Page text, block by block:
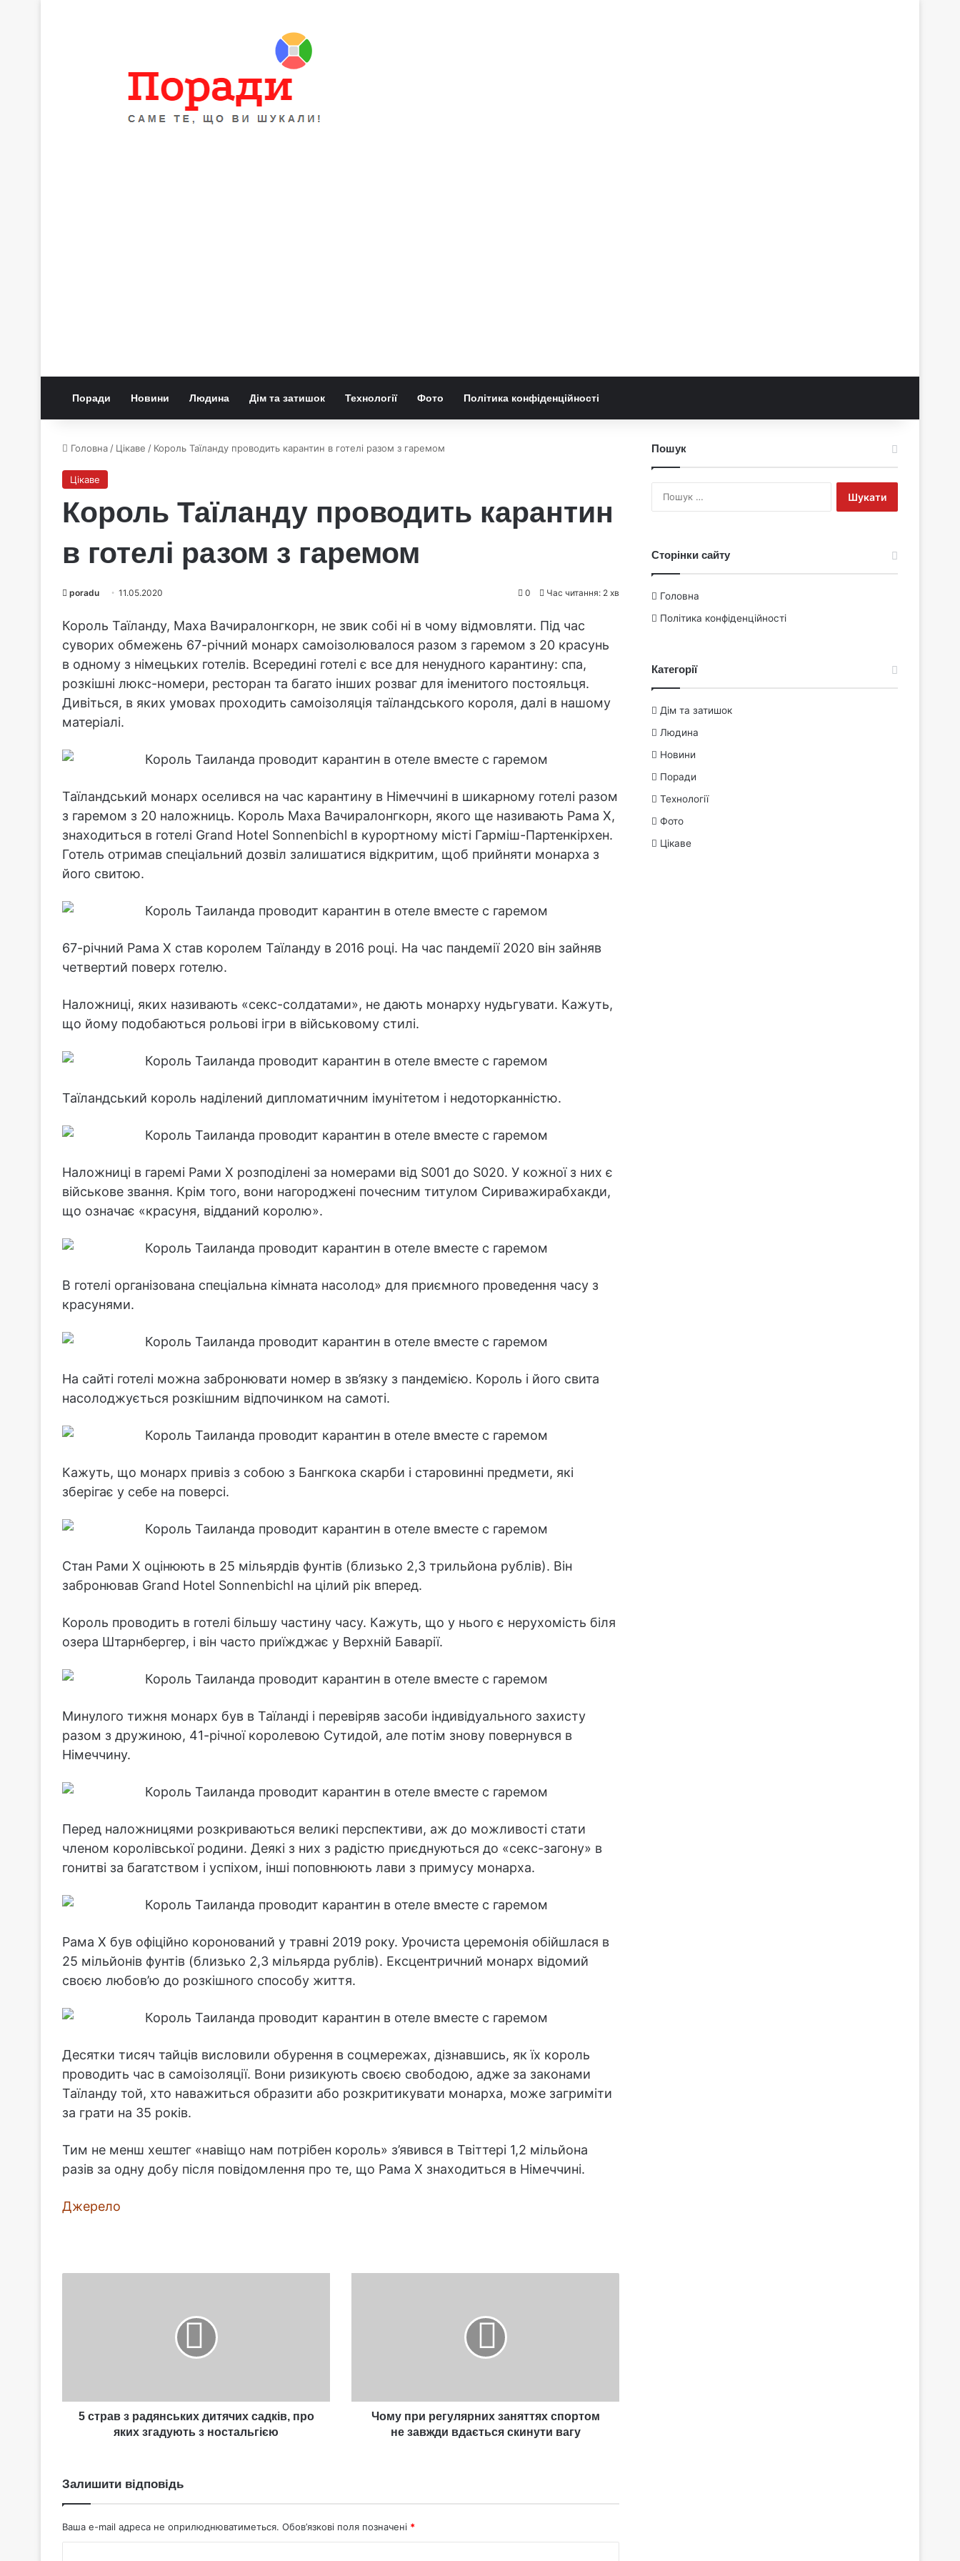
Поради Новини Людина Дім та затишок Технології Фото Політика конфіденційності
Головна / Цікаве / Король Таїланду проводить карантин в готелі разом з гаремом
Цікаве
Король Таїланду проводить карантин
в готелі разом з гаремом
poradu 11.05.2020 0 Час читання: 2 хв
Король Таїланду, Маха Вачиралонгкорн, не звик собі ні в чому відмовляти. Під час
суворих обмежень 67-річний монарх самоізолювалося разом з гаремом з 20 красунь
в одному з німецьких готелів. Всередині готелі є все для ненудного карантину: спа,
розкішні люкс-номери, ресторан та багато інших розваг для іменитого постояльця.
Дивіться, в яких умовах проходить самоізоляція таїландського короля, далі в нашому
матеріалі.
Таїландський монарх оселився на час карантину в Німеччині в шикарному готелі разом
з гаремом з 20 наложниць. Король Маха Вачиралонгкорн, якого ще називають Рама Х,
знаходиться в готелі Grand Hotel Sonnenbichl в курортному місті Гарміш-Партенкірхен.
Готель отримав спеціальний дозвіл залишатися відкритим, щоб прийняти монарха з
його свитою.
67-річний Рама Х став королем Таїланду в 2016 році. На час пандемії 2020 він зайняв
четвертий поверх готелю.
Наложниці, яких називають «секс-солдатами», не дають монарху нудьгувати. Кажуть,
що йому подобаються рольові ігри в військовому стилі.
Таїландський король наділений дипломатичним імунітетом і недоторканністю.
Наложниці в гаремі Рами Х розподілені за номерами від S001 до S020. У кожної з них є
військове звання. Крім того, вони нагороджені почесним титулом Сириважирабхакди,
що означає «красуня, відданий королю».
В готелі організована спеціальна кімната насолод» для приємного проведення часу з
красунями.
На сайті готелі можна забронювати номер в зв’язку з пандемією. Король і його свита
насолоджується розкішним відпочинком на самоті.
Кажуть, що монарх привіз з собою з Бангкока скарби і старовинні предмети, які
зберігає у себе на поверсі.
Стан Рами Х оцінюють в 25 мільярдів фунтів (близько 2,3 трильйона рублів). Він
забронював Grand Hotel Sonnenbichl на цілий рік вперед.
Король проводить в готелі більшу частину часу. Кажуть, що у нього є нерухомість біля
озера Штарнбергер, і він часто приїжджає у Верхній Баварії.
Минулого тижня монарх був в Таїланді і перевіряв засоби індивідуального захисту
разом з дружиною, 41-річної королевою Сутидой, але потім знову повернувся в
Німеччину.
Перед наложницями розкриваються великі перспективи, аж до можливості стати
членом королівської родини. Деякі з них з радістю приєднуються до «секс-загону» в
гонитві за багатством і успіхом, інші поповнюють лави з примусу монарха.
Рама Х був офіційно коронований у травні 2019 року. Урочиста церемонія обійшлася в
25 мільйонів фунтів (близько 2,3 мільярда рублів). Ексцентричний монарх відомий
своєю любов’ю до розкішного способу життя.
Десятки тисяч тайців висловили обурення в соцмережах, дізнавшись, як їх король
проводить час в самоізоляції. Вони ризикують своєю свободою, адже за законами
Таїланду той, хто наважиться образити або розкритикувати монарха, може загриміти
за грати на 35 років.
Тим не менш хештег «навіщо нам потрібен король» з’явився в Твіттері 1,2 мільйона
разів за одну добу після повідомлення про те, що Рама Х знаходиться в Німеччині.
Джерело
згадують
ностальгією
5 страв з радянських дитячих садків, про
яких згадують з ностальгією
скинути
Чому при регулярних заняттях спортом
не завжди вдається скинути вагу
Залишити відповідь
Ваша e-mail адреса не оприлюднюватиметься. Обов’язкові поля позначені *
Пошук
Сторінки сайту
Головна
Політика конфіденційності
Категорії
Дім та затишок
Людина
Новини
Поради
Технології
Фото
Цікаве